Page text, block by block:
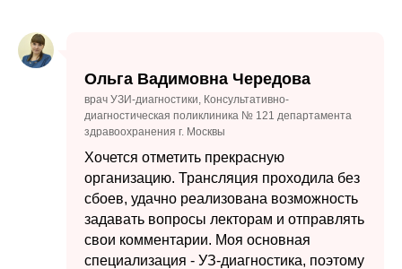
Ольга Вадимовна Чередова
врач УЗИ-диагностики, Консультативно-
диагностическая поликлиника № 121 департамента
здравоохранения г. Москвы
Хочется отметить прекрасную
организацию. Трансляция проходила без
сбоев, удачно реализована возможность
задавать вопросы лекторам и отправлять
свои комментарии. Моя основная
специализация - УЗ-диагностика, поэтому